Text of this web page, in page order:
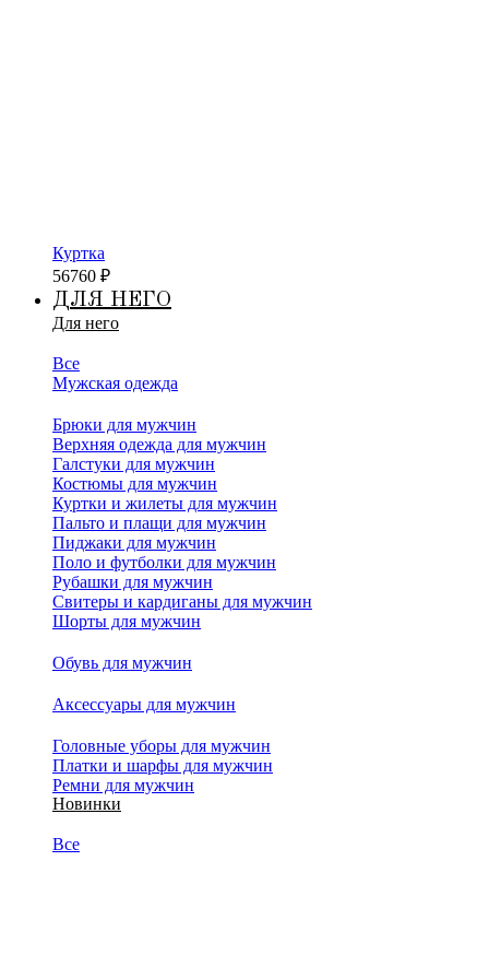
Куртка
56760 ₽
ДЛЯ НЕГО
Для него
Все
Мужская одежда
Брюки для мужчин
Верхняя одежда для мужчин
Галстуки для мужчин
Костюмы для мужчин
Куртки и жилеты для мужчин
Пальто и плащи для мужчин
Пиджаки для мужчин
Поло и футболки для мужчин
Рубашки для мужчин
Свитеры и кардиганы для мужчин
Шорты для мужчин
Обувь для мужчин
Аксессуары для мужчин
Головные уборы для мужчин
Платки и шарфы для мужчин
Ремни для мужчин
Новинки
Все